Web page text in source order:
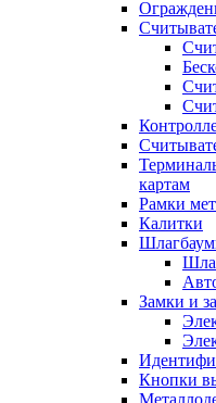
картам
Рамки
Калитки
Замки и
Кнопки